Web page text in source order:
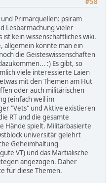
und Primärquellen: psiram
Lesbarmachung vieler
kein wissenschaftliches wiki.
allgemein könnte man ein
die Geisteswissenschaften
:) Es gibt, so
viele interessierte Laien
mit den Themen am Hut
oder auch militärischen
(einfach weil im
"Vets" und Aktive existieren
RT und die gesamte
Hände spielt. Militärbasierte
universitär gelehrt
Geheimhaltung
VT) und das Martialische
angezogen. Daher
für diese Themen.